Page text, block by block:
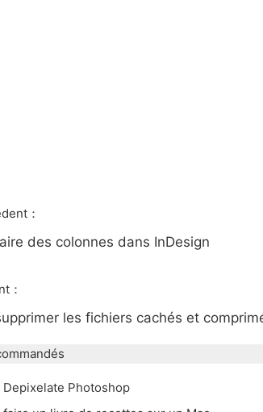
：
des colonnes dans InDesign
：
les fichiers cachés et
Depixelate Photoshop